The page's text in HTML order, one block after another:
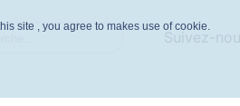
site , you agree to makes use of cookie.